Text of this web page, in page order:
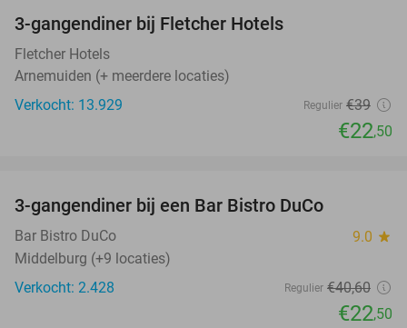
3-gangendiner bij Fletcher Hotels
Fletcher Hotels
Arnemuiden (+ meerdere locaties)
Verkocht: 13.929
Regulier €39
€22,50
3-gangendiner bij een Bar Bistro DuCo
Bar Bistro DuCo 9.0 star
Middelburg (+9 locaties)
Verkocht: 2.428
Regulier €40,60
€22,50